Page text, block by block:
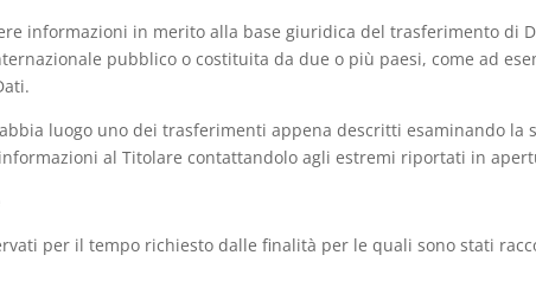
informazioni in merito alla base giuridica del trasferimento di
pubblico o costituita da due o più paesi, come ad
abbia luogo uno dei trasferimenti appena descritti esaminando
al Titolare contattandolo agli estremi riportati in
per il tempo richiesto dalle finalità per le quali sono stati